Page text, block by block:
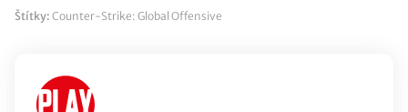
Štítky: Counter-Strike: Global Offensive